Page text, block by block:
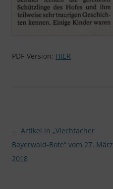
PDF-Version: HIER
Beitragsnavigation
← Artikel in „Viechtacher
Bayerwald-Bote“ vom 27. März
2018